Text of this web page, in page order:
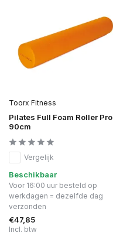
Toorx Fitness
Pilates Full Foam Roller Pro
90cm
Vergelijk
Beschikbaar
Voor 16:00 uur besteld op
werkdagen = dezelfde dag
verzonden
€47,85
Incl. btw